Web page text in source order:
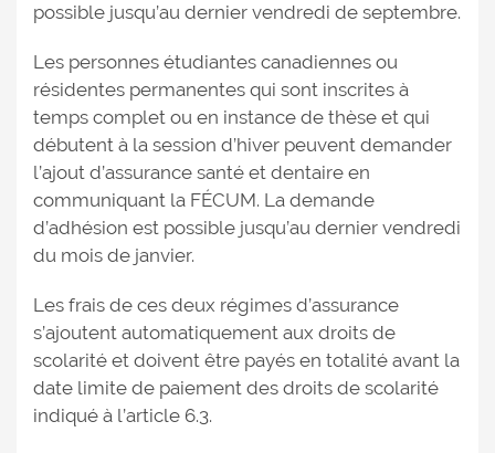
possible jusqu’au dernier vendredi de septembre.
Les personnes étudiantes canadiennes ou
résidentes permanentes qui sont inscrites à
temps complet ou en instance de thèse et qui
débutent à la session d’hiver peuvent demander
l’ajout d’assurance santé et dentaire en
communiquant la FÉCUM. La demande
d’adhésion est possible jusqu’au dernier vendredi
du mois de janvier.
Les frais de ces deux régimes d’assurance
s’ajoutent automatiquement aux droits de
scolarité et doivent être payés en totalité avant la
date limite de paiement des droits de scolarité
indiqué à l’article 6.3.